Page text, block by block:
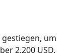
um
2.200 USD.